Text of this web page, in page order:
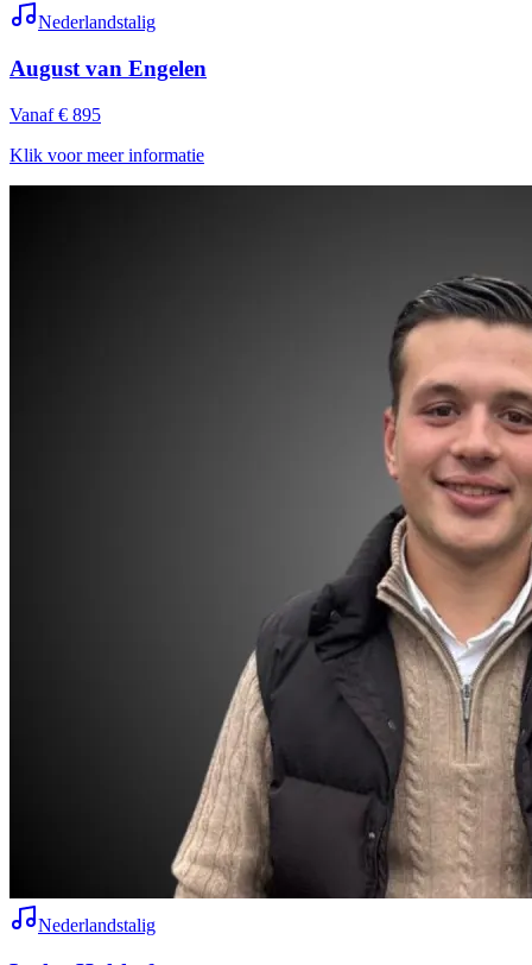
Nederlandstalig
August van Engelen
Vanaf € 895
Klik voor meer informatie
Nederlandstalig